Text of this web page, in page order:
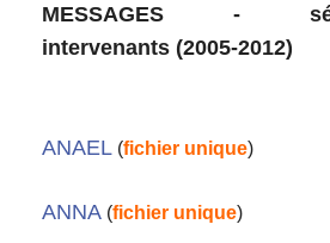
MESSAGES -
intervenants (2005-2012)
ANAEL (fichier unique)
ANNA (fichier unique)